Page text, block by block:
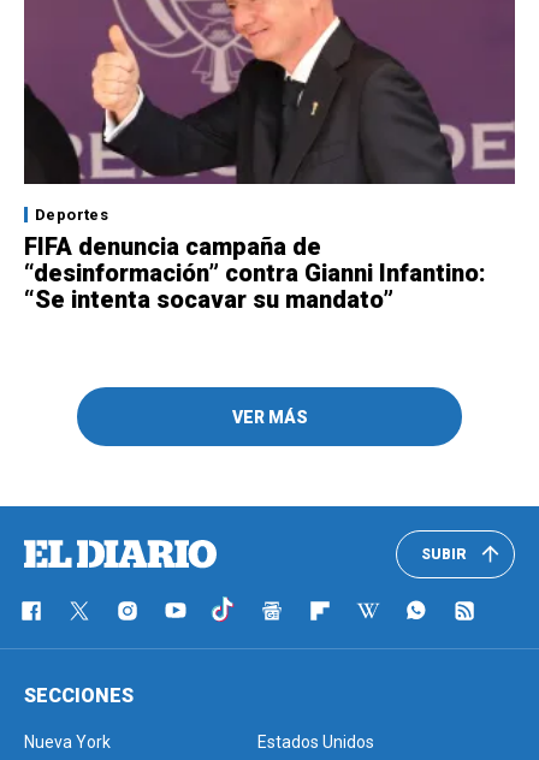
Deportes
FIFA denuncia campaña de
“desinformación” contra Gianni Infantino:
“Se intenta socavar su mandato”
VER MÁS
SUBIR
SECCIONES
Nueva York
Estados Unidos